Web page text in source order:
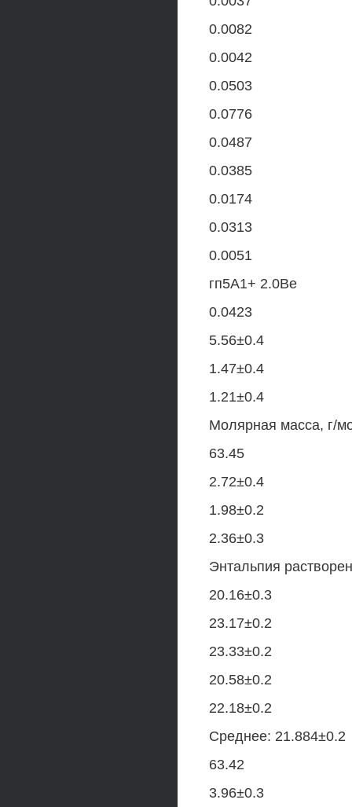
0.0082
0.0042
0.0503
0.0776
0.0487
0.0385
0.0174
0.0313
0.0051
гп5А1+ 2.0Ве
0.0423
5.56±0.4
1.47±0.4
1.21±0.4
Молярная масса, г/
63.45
2.72±0.4
1.98±0.2
2.36±0.3
Энтальпия
20.16±0.3
23.17±0.2
23.33±0.2
20.58±0.2
22.18±0.2
Среднее: 21.884±0.2
63.42
3.96±0.3